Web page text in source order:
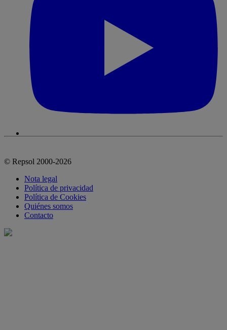
© Repsol 2000-2026
Nota legal
Política de privacidad
Política de Cookies
Quiénes somos
Contacto